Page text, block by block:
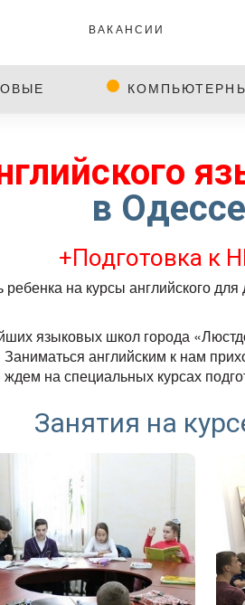
ВАКАНСИИ
в Одессе
+Подготовка к
ребенка на курсы английского
языковых школ города
Заниматься английским к нам
на специальных курсах
Занятия на